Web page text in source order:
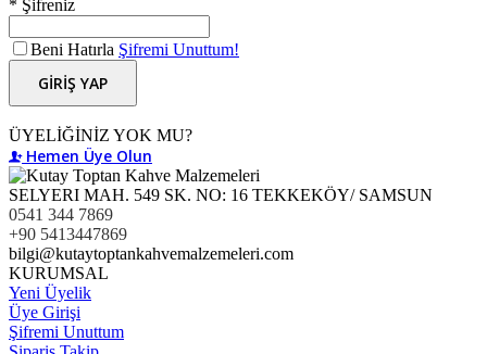
* Şifreniz
Beni Hatırla Şifremi Unuttum!
GİRİŞ YAP
ÜYELİĞİNİZ YOK MU?
Hemen Üye Olun
SELYERI MAH. 549 SK. NO: 16 TEKKEKÖY/ SAMSUN
0541 344 7869
+90 5413447869
bilgi@kutaytoptankahvemalzemeleri.com
KURUMSAL
Yeni Üyelik
Üye Girişi
Şifremi Unuttum